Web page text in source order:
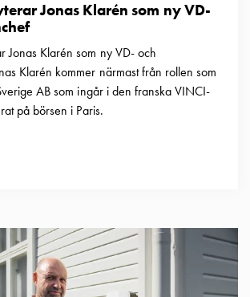
Jonas Klarén som ny VD-
Jonas Klarén som ny VD- och
Klarén kommer närmast från rollen som
AB som ingår i den franska VINCI-
på börsen i Paris.